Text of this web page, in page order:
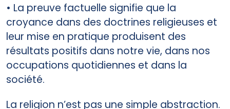
• La preuve factuelle signifie que la
croyance dans des doctrines religieuses et
leur mise en pratique produisent des
résultats positifs dans notre vie, dans nos
occupations quotidiennes et dans la
société.
La religion n’est pas une simple abstraction.